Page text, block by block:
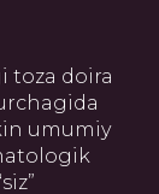
toza doira
umumiy